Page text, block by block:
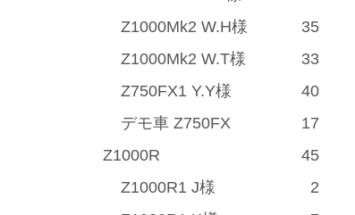
Z1000Mk2 W.H様
35
Z1000Mk2 W.T様
33
Z750FX1 Y.Y様
40
デモ車 Z750FX
17
Z1000R
45
Z1000R1 J様
2